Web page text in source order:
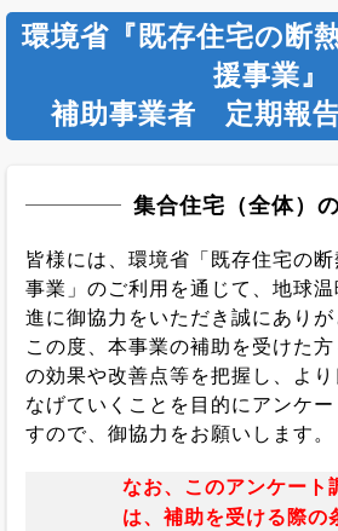
環境省『既存住宅の断
援事業』
補助事業者 定期報
集合住宅（全体）
皆様には、環境省「既存住宅の
事業」のご利用を通じて、地球
進に御協力をいただき誠にありが
この度、本事業の補助を受けた
の効果や改善点等を把握し、よ
なげていくことを目的にアンケ
すので、御協力をお願いします。
なお、このアンケート
は、補助を受ける際の